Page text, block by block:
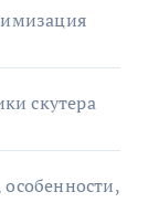
скутера